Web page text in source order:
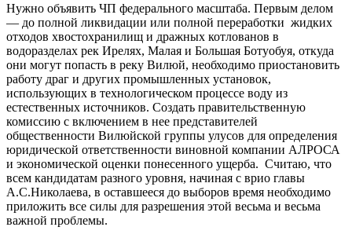
Нужно объявить ЧП федерального масштаба. Первым делом
— до полной ликвидации или полной переработки жидких
отходов хвостохранилищ и дражных котлованов в
водоразделах рек Ирелях, Малая и Большая Ботуобуя, откуда
они могут попасть в реку Вилюй, необходимо приостановить
работу драг и других промышленных установок,
использующих в технологическом процессе воду из
естественных источников. Создать правительственную
комиссию с включением в нее представителей
общественности Вилюйской группы улусов для определения
юридической ответственности виновной компании АЛРОСА
и экономической оценки понесенного ущерба. Считаю, что
всем кандидатам разного уровня, начиная с врио главы
А.С.Николаева, в оставшееся до выборов время необходимо
приложить все силы для разрешения этой весьма и весьма
важной проблемы.